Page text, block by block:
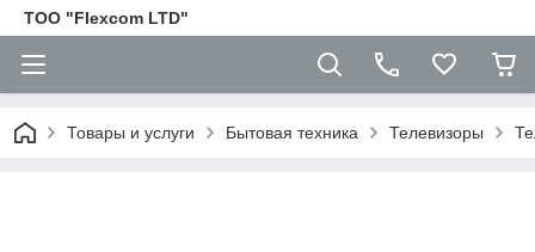
ТОО "Flexcom LTD"
Товары и услуги Бытовая техника Телевизоры